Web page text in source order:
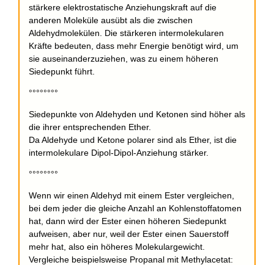
stärkere elektrostatische Anziehungskraft auf die
anderen Moleküle ausübt als die zwischen
Aldehydmolekülen. Die stärkeren intermolekularen
Kräfte bedeuten, dass mehr Energie benötigt wird, um
sie auseinanderzuziehen, was zu einem höheren
Siedepunkt führt.
°°°°°°°°
Siedepunkte von Aldehyden und Ketonen sind höher als
die ihrer entsprechenden Ether.
Da Aldehyde und Ketone polarer sind als Ether, ist die
intermolekulare Dipol-Dipol-Anziehung stärker.
°°°°°°°°
Wenn wir einen Aldehyd mit einem Ester vergleichen,
bei dem jeder die gleiche Anzahl an Kohlenstoffatomen
hat, dann wird der Ester einen höheren Siedepunkt
aufweisen, aber nur, weil der Ester einen Sauerstoff
mehr hat, also ein höheres Molekulargewicht.
Vergleiche beispielsweise Propanal mit Methylacetat: